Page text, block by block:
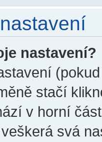
nastavení?
stačí
v horní
svá